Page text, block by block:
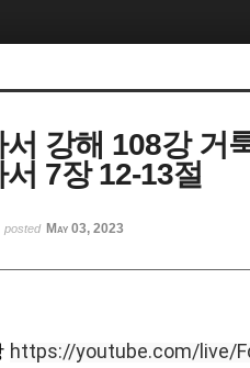
서 강해 108강 거
서 7장 12-13절
posted May 03, 2023
https://youtube.com/live/